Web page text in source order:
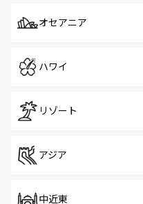
オセアニア
ハワイ
リゾート
アジア
中近東